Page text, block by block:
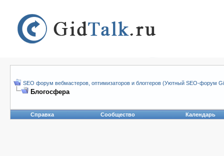
SEO форум вебмастеров, оптимизаторов и блоггеров (Уютный SEO-форум
Блогосфера
Справка Сообщество Календарь